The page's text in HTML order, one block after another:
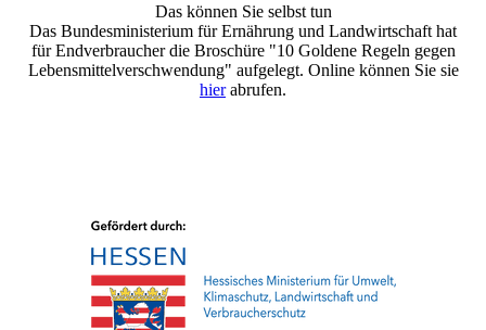
Das können Sie selbst tun
Das Bundesministerium für Ernährung und Landwirtschaft hat
für Endverbraucher die Broschüre "10 Goldene Regeln gegen
Lebensmittelverschwendung" aufgelegt. Online können Sie sie
hierabrufen.